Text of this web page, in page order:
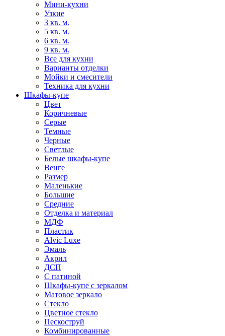
Мини-кухни
Узкие
3 кв. м.
5 кв. м.
6 кв. м.
9 кв. м.
Все для кухни
Варианты отделки
Мойки и смесители
Техника для кухни
Шкафы-купе
Цвет
Коричневые
Серые
Темные
Черные
Светлые
Белые шкафы-купе
Венге
Размер
Маленькие
Большие
Средние
Отделка и материал
МДФ
Пластик
Alvic Luxe
Эмаль
Акрил
ДСП
С патиной
Шкафы-купе с зеркалом
Матовое зеркало
Стекло
Цветное стекло
Пескоструй
Комбинированные